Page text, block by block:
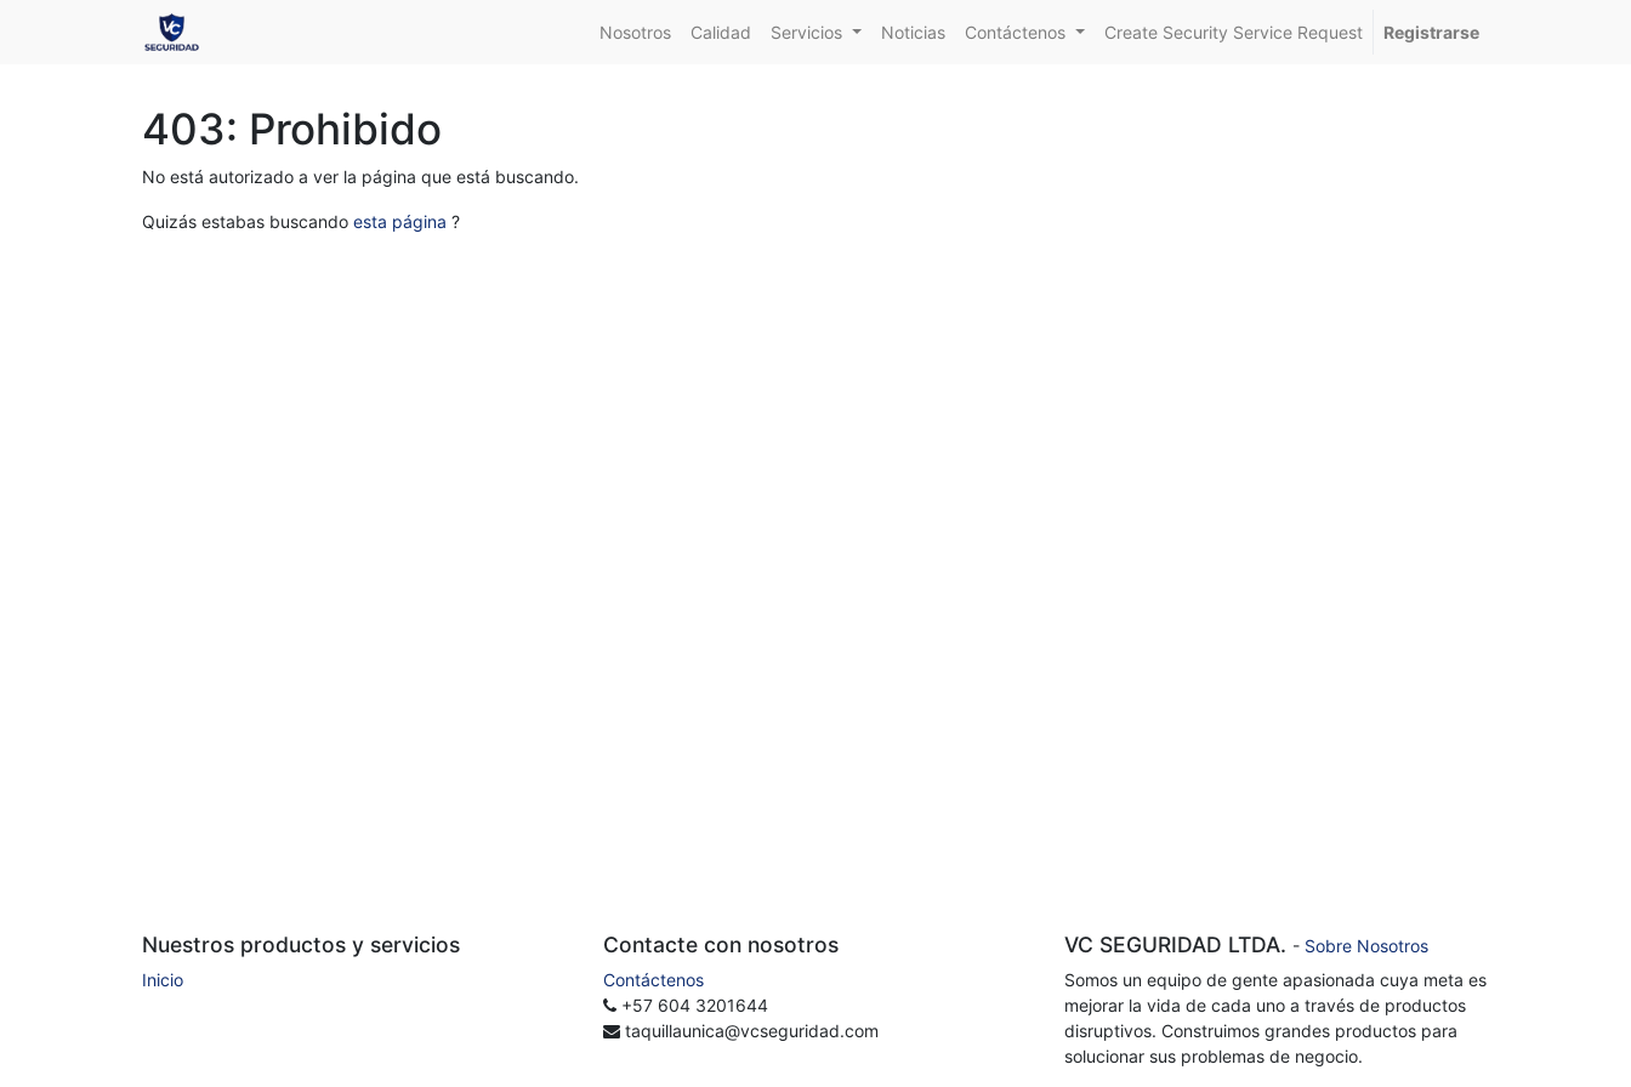
Nosotros Calidad Servicios Noticias Contáctenos Create Security Service Request Registrarse
403: Prohibido
No está autorizado a ver la página que está buscando.
Quizás estabas buscando esta página ?
Nuestros productos y servicios
Inicio
Contacte con nosotros
Contáctenos
+57 604 3201644
taquillaunica@vcseguridad.com
VC SEGURIDAD LTDA. - Sobre Nosotros
Somos un equipo de gente apasionada cuya meta es
mejorar la vida de cada uno a través de productos
disruptivos. Construimos grandes productos para
solucionar sus problemas de negocio.